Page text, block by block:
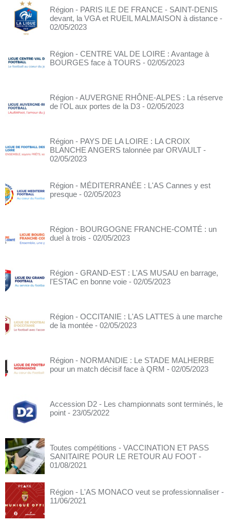
Région - PARIS ILE DE FRANCE - SAINT-DENIS
devant, la VGA et RUEIL MALMAISON à distance -
02/05/2023
Région - CENTRE VAL DE LOIRE : Avantage à
BOURGES face à TOURS - 02/05/2023
Région - AUVERGNE RHÔNE-ALPES : La réserve
de l'OL aux portes de la D3 - 02/05/2023
Région - PAYS DE LA LOIRE : LA CROIX
BLANCHE ANGERS talonnée par ORVAULT -
02/05/2023
Région - MÉDITERRANÉE : L'AS Cannes y est
presque - 02/05/2023
Région - BOURGOGNE FRANCHE-COMTÉ : un
duel à trois - 02/05/2023
Région - GRAND-EST : L'AS MUSAU en barrage,
l'ESTAC en bonne voie - 02/05/2023
Région - OCCITANIE : L'AS LATTES à une marche
de la montée - 02/05/2023
Région - NORMANDIE : Le STADE MALHERBE
pour un match décisif face à QRM - 02/05/2023
Accession D2 - Les championnats sont terminés, le
point - 23/05/2022
Toutes compétitions - VACCINATION ET PASS
SANITAIRE POUR LE RETOUR AU FOOT -
01/08/2021
Région - L'AS MONACO veut se professionnaliser -
11/06/2021